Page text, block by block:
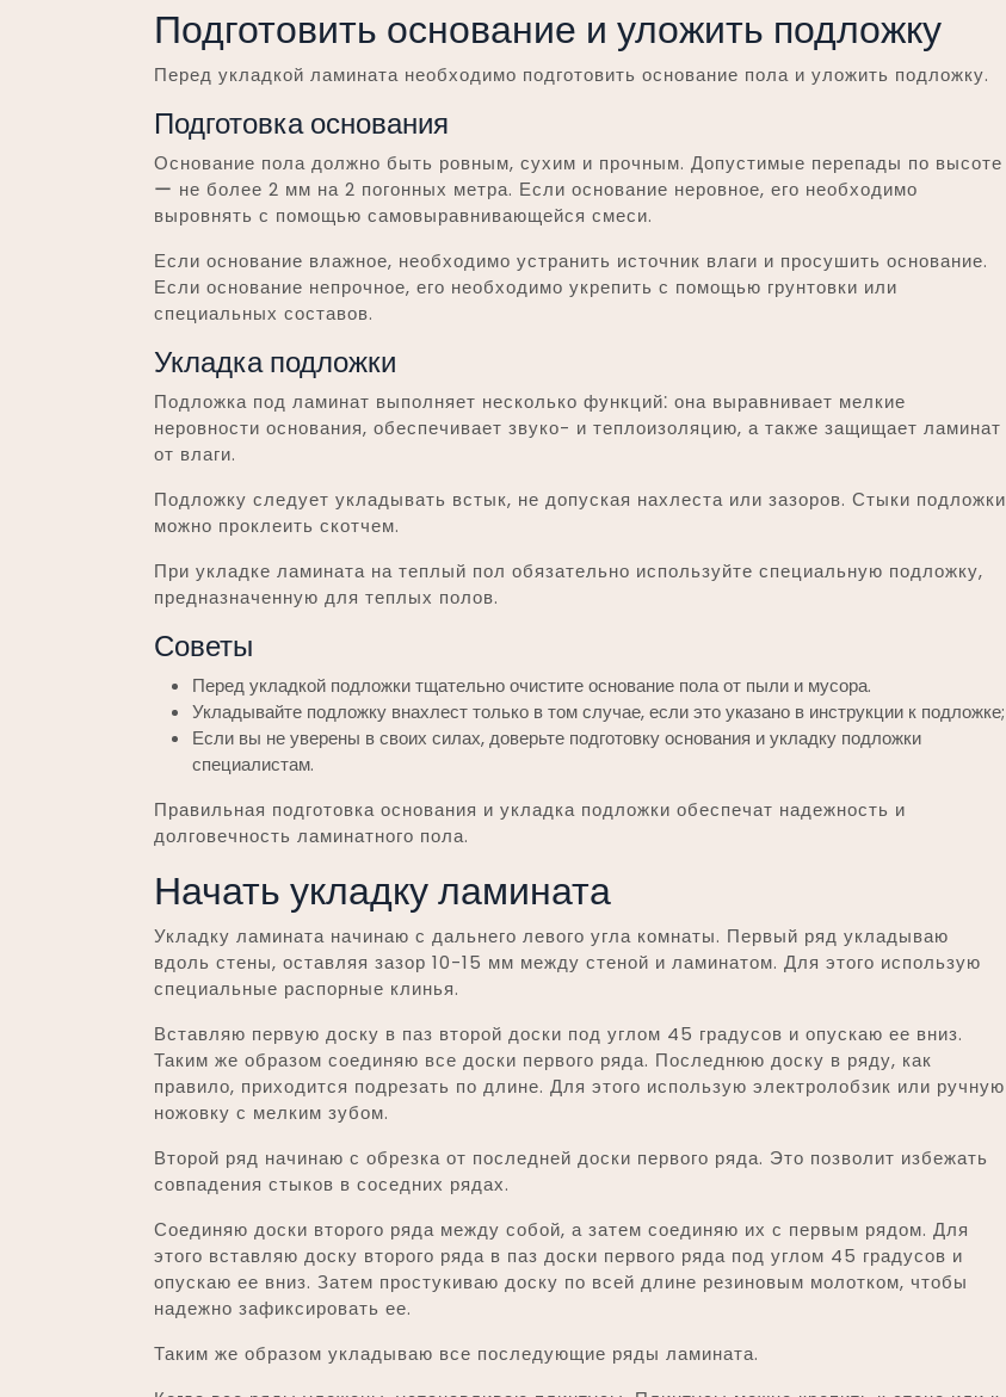
Подготовить основание и уложить подложку
Перед укладкой ламината необходимо подготовить основание пола и уложить подложку.
Подготовка основания
Основание пола должно быть ровным, сухим и прочным. Допустимые перепады по высоте
ー не более 2 мм на 2 погонных метра. Если основание неровное, его необходимо
выровнять с помощью самовыравнивающейся смеси.
Если основание влажное, необходимо устранить источник влаги и просушить основание.
Если основание непрочное, его необходимо укрепить с помощью грунтовки или
специальных составов.
Укладка подложки
Подложка под ламинат выполняет несколько функций⁚ она выравнивает мелкие
неровности основания, обеспечивает звуко- и теплоизоляцию, а также защищает ламинат
от влаги.
Подложку следует укладывать встык, не допуская нахлеста или зазоров. Стыки подложки
можно проклеить скотчем.
При укладке ламината на теплый пол обязательно используйте специальную подложку,
предназначенную для теплых полов.
Советы
Перед укладкой подложки тщательно очистите основание пола от пыли и мусора.
Укладывайте подложку внахлест только в том случае, если это указано в инструкции к подложке;
Если вы не уверены в своих силах, доверьте подготовку основания и укладку подложки
специалистам.
Правильная подготовка основания и укладка подложки обеспечат надежность и
долговечность ламинатного пола.
Начать укладку ламината
Укладку ламината начинаю с дальнего левого угла комнаты. Первый ряд укладываю
вдоль стены, оставляя зазор 10-15 мм между стеной и ламинатом. Для этого использую
специальные распорные клинья.
Вставляю первую доску в паз второй доски под углом 45 градусов и опускаю ее вниз.
Таким же образом соединяю все доски первого ряда. Последнюю доску в ряду, как
правило, приходится подрезать по длине. Для этого использую электролобзик или ручную
ножовку с мелким зубом.
Второй ряд начинаю с обрезка от последней доски первого ряда. Это позволит избежать
совпадения стыков в соседних рядах.
Соединяю доски второго ряда между собой, а затем соединяю их с первым рядом. Для
этого вставляю доску второго ряда в паз доски первого ряда под углом 45 градусов и
опускаю ее вниз. Затем простукиваю доску по всей длине резиновым молотком, чтобы
надежно зафиксировать ее.
Таким же образом укладываю все последующие ряды ламината.